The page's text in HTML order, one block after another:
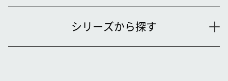
シリーズから探す